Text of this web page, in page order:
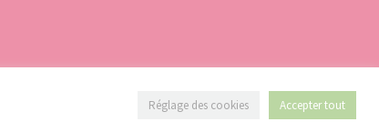
Réglage des cookies Accepter tout